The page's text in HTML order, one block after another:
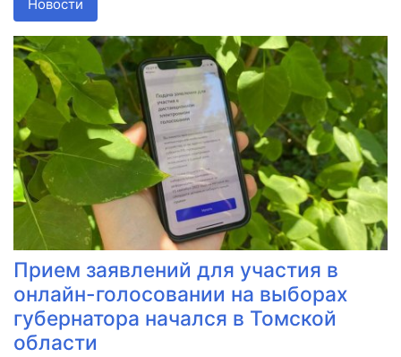
Новости
Прием заявлений для участия в
онлайн-голосовании на выборах
губернатора начался в Томской
области